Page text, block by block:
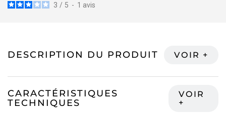
3 / 5 - 1 avis
DESCRIPTION DU PRODUIT
CARACTÉRISTIQUES
TECHNIQUES